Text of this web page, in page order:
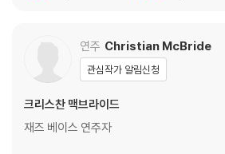
연주 Christian McBride
관심작가 알림신청
크리스찬 맥브라이드
재즈 베이스 연주자